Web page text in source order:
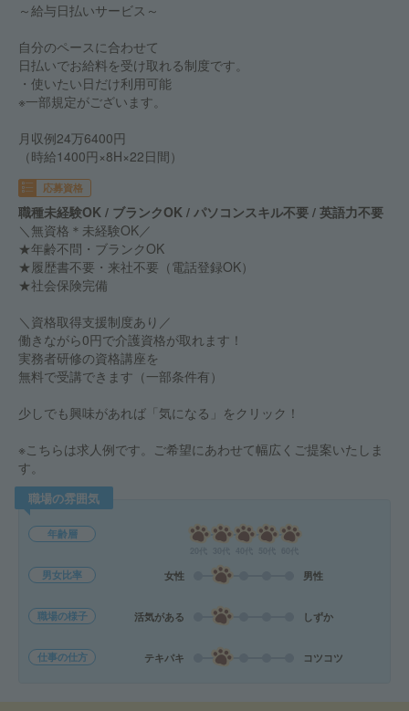
～給与日払いサービス～
自分のペースに合わせて
日払いでお給料を受け取れる制度です。
・使いたい日だけ利用可能
※一部規定がございます。
月収例24万6400円
（時給1400円×8H×22日間）
応募資格
職種未経験OK / ブランクOK / パソコンスキル不要 / 英語力不要
＼無資格＊未経験OK／
★年齢不問・ブランクOK
★履歴書不要・来社不要（電話登録OK）
★社会保険完備
＼資格取得支援制度あり／
働きながら0円で介護資格が取れます！
実務者研修の資格講座を
無料で受講できます（一部条件有）
少しでも興味があれば「気になる」をクリック！
※こちらは求人例です。ご希望にあわせて幅広くご提案いたしま
す。
職場の雰囲気
年齢層
男女比率 女性 男性
職場の様子 活気がある しずか
仕事の仕方 テキパキ コツコツ